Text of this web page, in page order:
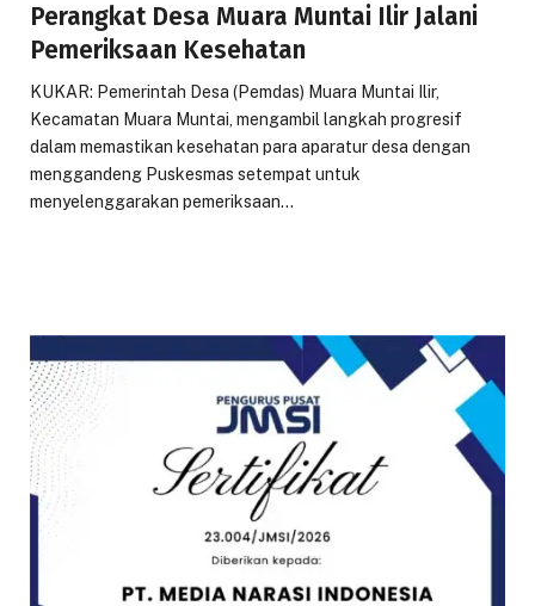
Perangkat Desa Muara Muntai Ilir Jalani
Pemeriksaan Kesehatan
KUKAR: Pemerintah Desa (Pemdas) Muara Muntai Ilir,
Kecamatan Muara Muntai, mengambil langkah progresif
dalam memastikan kesehatan para aparatur desa dengan
menggandeng Puskesmas setempat untuk
menyelenggarakan pemeriksaan…